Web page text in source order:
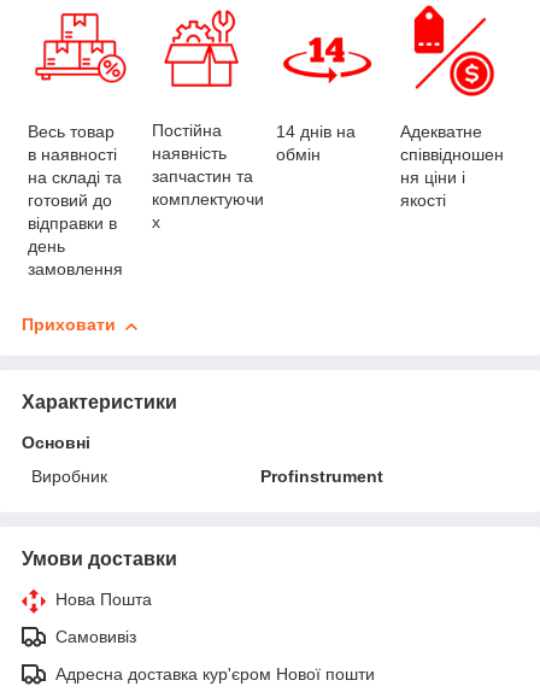
Весь товар
в наявності
на складі та
готовий до
відправки в
день
замовлення
Постійна
наявність
запчастин та
комплектуючи
х
14 днів на
обмін
Адекватне
співвідношен
ня ціни і
якості
Приховати
Характеристики
Основні
Виробник
Profinstrument
Умови доставки
Нова Пошта
Самовивіз
Адресна доставка кур'єром Нової пошти